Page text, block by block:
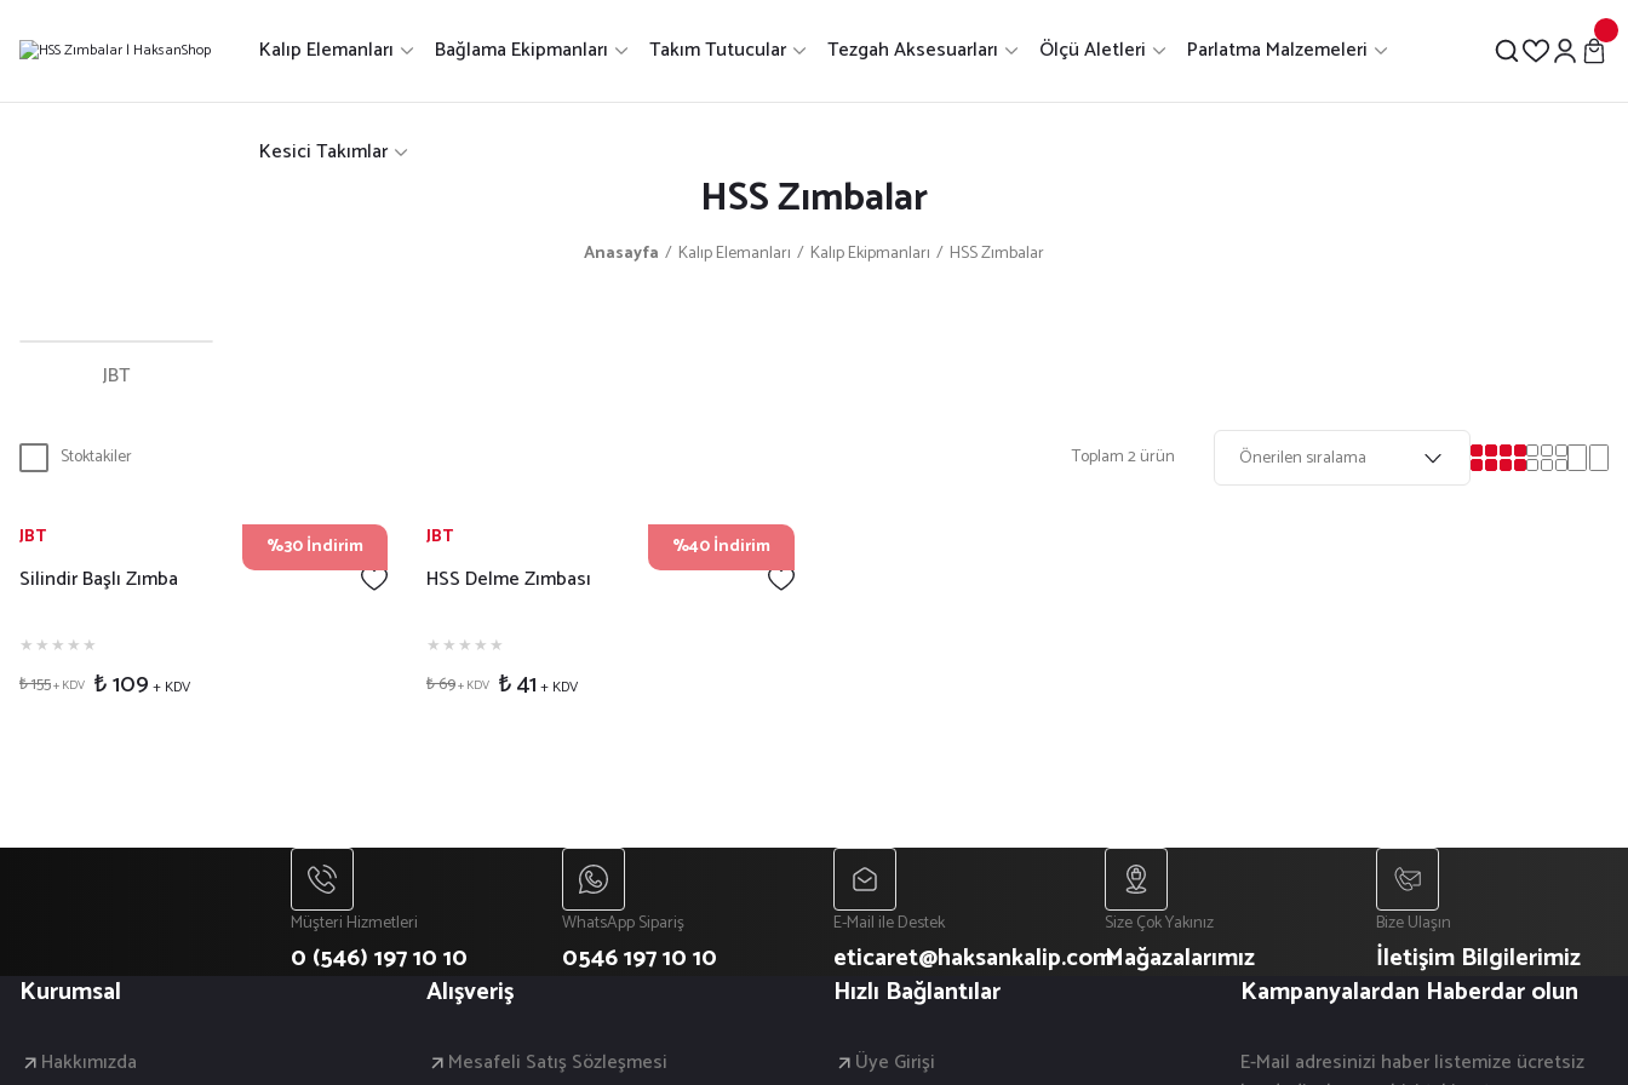
Kalıp Elemanları Bağlama Ekipmanları Takım Tutucular Tezgah Aksesuarları Ölçü Aletleri Parlatma Malzemeleri
Kesici Takımlar
HSS Zımbalar
Anasayfa Kalıp Elemanları Kalıp Ekipmanları HSS Zımbalar
JBT
Stoktakiler Toplam 2 ürün
%30 İndirim
JBT
Silindir Başlı Zımba
₺ 155+ KDV ₺ 109 + KDV
%40 İndirim
JBT
HSS Delme Zımbası
₺ 69+ KDV ₺ 41 + KDV
Müşteri Hizmetleri
0 (546) 197 10 10
WhatsApp Sipariş
0546 197 10 10
E-Mail ile Destek
eticaret@haksankalip.com
Size Çok Yakınız
Mağazalarımız
Bize Ulaşın
İletişim Bilgilerimiz
Kurumsal
Hakkımızda
Alışveriş
Mesafeli Satış Sözleşmesi
Hızlı Bağlantılar
Üye Girişi
Kampanyalardan Haberdar olun
E-Mail adresinizi haber listemize ücretsiz